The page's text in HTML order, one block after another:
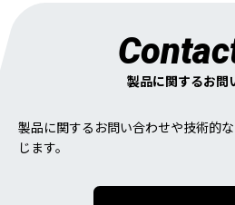
製品に関するお問
製品に関するお問い合わせや技術的
じます。